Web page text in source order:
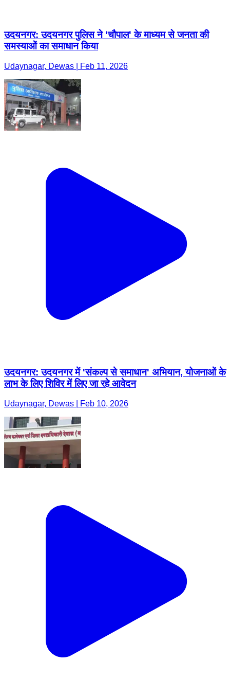
उदयनगर: उदयनगर पुलिस ने 'चौपाल' के माध्यम से जनता की
समस्याओं का समाधान किया
Udaynagar, Dewas | Feb 11, 2026
उदयनगर: उदयनगर में 'संकल्प से समाधान' अभियान, योजनाओं के
लाभ के लिए शिविर में लिए जा रहे आवेदन
Udaynagar, Dewas | Feb 10, 2026